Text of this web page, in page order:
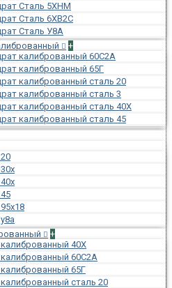
Сталь 5ХНМ
Сталь 6ХВ2С
Сталь У8А
+
калиброванный 60С2А
калиброванный 65Г
калиброванный сталь 20
калиброванный сталь 3
калиброванный сталь 40Х
калиброванный сталь 45
+
калиброванный 40Х
калиброванный 60С2А
калиброванный 65Г
калиброванный сталь 20